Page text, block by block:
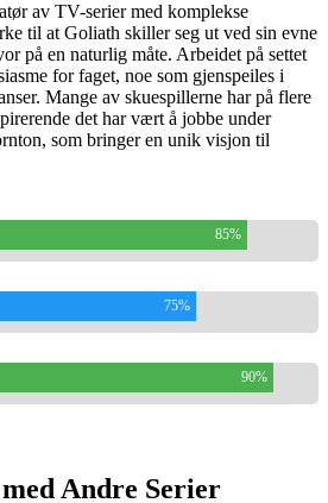
av TV-serier med komplekse
til at Goliath skiller seg ut ved sin evne
på en naturlig måte. Arbeidet på settet
for faget, noe som gjenspeiles i
Mange av skuespillerne har på flere
det har vært å jobbe under
som bringer en unik visjon til
85%
75%
90%
Andre Serier